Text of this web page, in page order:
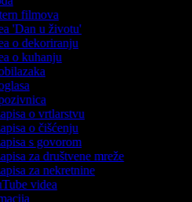
filmova
'Dan u životu'
o dekoriranju
o kuhanju
o vrtlarstvu
o čišćenju
s govorom
za društvene mreže
za nekretnine
videa